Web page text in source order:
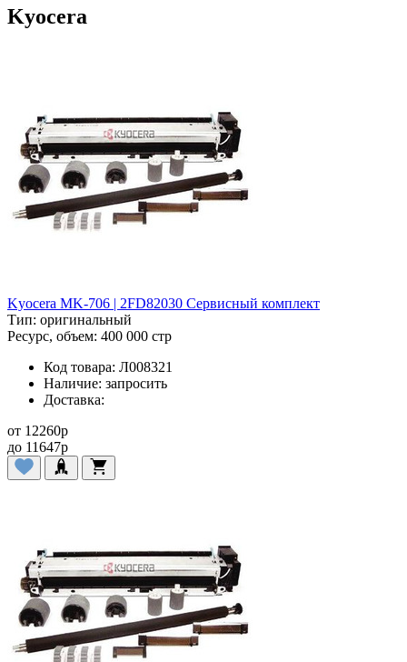
Kyocera
Kyocera MK-706 | 2FD82030 Сервисный комплект
Тип: оригинальный
Ресурс, объем: 400 000 стр
Код товара: Л008321
Наличие: запросить
Доставка:
от 12260p
до 11647p